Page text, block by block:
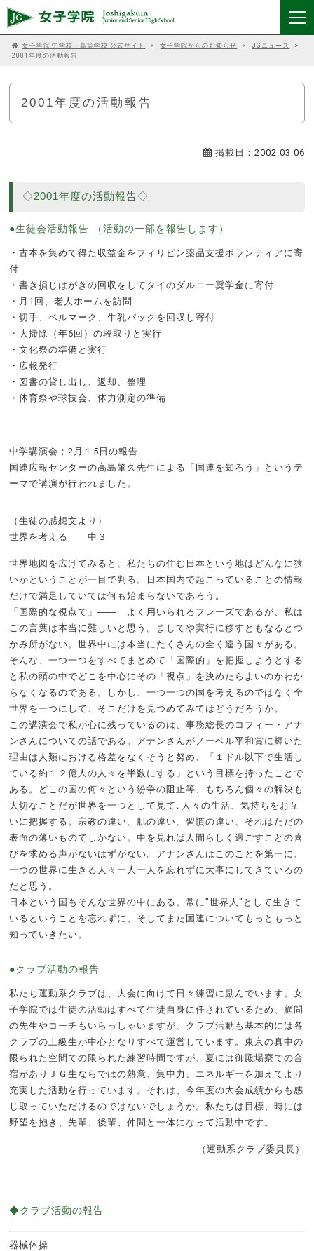
女子学院 中学校・高等学校 公式サイト > 女子学院からのお知らせ > JGニュース
>
2001年度の活動報告
2001年度の活動報告
掲載日：2002.03.06
◇2001年度の活動報告◇
●生徒会活動報告 （活動の一部を報告します）
・古本を集めて得た収益金をフィリピン薬品支援ボランティアに寄
付
・書き損じはがきの回収をしてタイのダルニー奨学金に寄付
・月1回、老人ホームを訪問
・切手、ベルマーク、牛乳パックを回収し寄付
・大掃除（年6回）の段取りと実行
・文化祭の準備と実行
・広報発行
・図書の貸し出し、返却、整理
・体育祭や球技会、体力測定の準備
中学講演会；2月１5日の報告
国連広報センターの高島肇久先生による「国連を知ろう」というテ
ーマで講演が行われました。
（生徒の感想文より）
世界を考える 中３
世界地図を広げてみると、私たちの住む日本という地はどんなに狭
いかということが一目で判る。日本国内で起こっていることの情報
だけで満足していては何も始まらないであろう。
「国際的な視点で」―― よく用いられるフレーズであるが、私は
この言葉は本当に難しいと思う。ましてや実行に移すともなるとつ
かみ所がない。世界中には本当にたくさんの全く違う国々がある。
そんな、一つ一つをすべてまとめて「国際的」を把握しようとする
と私の頭の中でどこを中心にその「視点」を決めたらよいのかわか
らなくなるのである。しかし、一つ一つの国を考えるのではなく全
世界を一つにして、そこだけを見つめてみてはどうだろうか。
この講演会で私が心に残っているのは、事務総長のコフィー・アナ
ンさんについての話である。アナンさんがノーベル平和賞に輝いた
理由は人類における格差をなくそうと努め、「１ドル以下で生活し
ている約１２億人の人々を半数にする」という目標を持ったことで
ある。どこの国の何々という紛争の阻止等、もちろん個々の解決も
大切なことだが世界を一つとして見て､人々の生活、気持ちをお互
いに把握する。宗教の違い、肌の違い、習慣の違い、それはただの
表面の薄いものでしかない。中を見れば人間らしく過ごすことの喜
びを求める声がないはずがない。アナンさんはこのことを第一に、
一つの世界に生きる人々一人一人を忘れずに大事にしてきているの
だと思う。
日本という国もそんな世界の中にある。常に”世界人”として生きて
いるということを忘れずに、そしてまた国連についてもっともっと
知っていきたい。
●クラブ活動の報告
私たち運動系クラブは、大会に向けて日々練習に励んでいます。女
子学院では生徒の活動はすべて生徒自身に任されているため、顧問
の先生やコーチもいらっしゃいますが、クラブ活動も基本的には各
クラブの上級生が中心となりすべて運営しています。東京の真中の
限られた空間での限られた練習時間ですが、夏には御殿場寮での合
宿がありＪＧ生ならではの熱意、集中力、エネルギーを加えてより
充実した活動を行っています。それは、今年度の大会成績からも感
じ取っていただけるのではないでしょうか。私たちは目標、時には
野望を抱き、先輩、後輩、仲間と一体になって活動中です。
（運動系クラブ委員長）
◆クラブ活動の報告
器械体操